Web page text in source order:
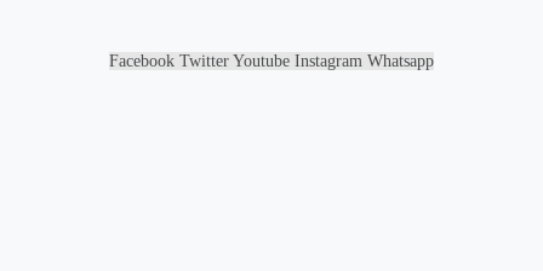
Facebook Twitter Youtube Instagram Whatsapp